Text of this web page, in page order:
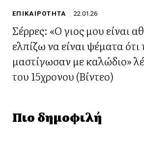
ΕΠΙΚΑΙΡΟΤΗΤΑ 22.01.26
Σέρρες: «Ο γιος μου είναι
ελπίζω να είναι ψέματα ότι
μαστίγωσαν με καλώδιο»
του 15χρονου (Βίντεο)
Πιο δημοφιλή